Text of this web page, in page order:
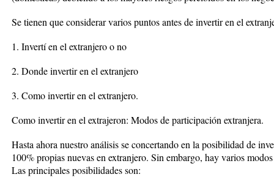
Se tienen que considerar varios puntos antes de invertir en el
1. Invertí en el extranjero o no
2. Donde invertir en el extranjero
3. Como invertir en el extranjero.
Como invertir en el extrajeron: Modos de participación extranjera.
Hasta ahora nuestro análisis se concertando en la posibilidad de
100% propias nuevas en extranjero. Sin embargo, hay varios
Las principales posibilidades son: